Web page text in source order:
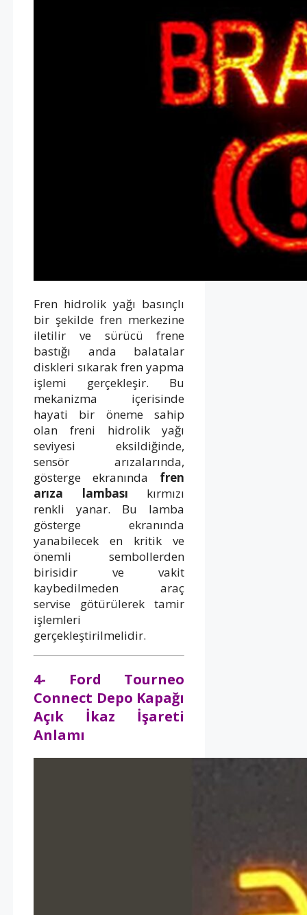
Fren hidrolik yağı basınçlı
bir şekilde fren merkezine
iletilir ve sürücü frene
bastığı anda balatalar
diskleri sıkarak fren yapma
işlemi gerçekleşir. Bu
mekanizma içerisinde
hayati bir öneme sahip
olan freni hidrolik yağı
seviyesi eksildiğinde,
sensör arızalarında,
gösterge ekranında fren
arıza lambası kırmızı
renkli yanar. Bu lamba
gösterge ekranında
yanabilecek en kritik ve
önemli sembollerden
birisidir ve vakit
kaybedilmeden araç
servise götürülerek tamir
işlemleri
gerçekleştirilmelidir.
4- Ford Tourneo
Connect Depo Kapağı
Açık İkaz İşareti
Anlamı